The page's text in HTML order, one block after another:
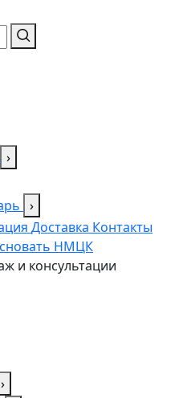
›
›
Доставка Контакты
НМЦК
и консультации
›